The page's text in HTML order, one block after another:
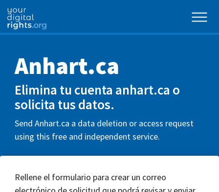
Anhart.ca
Elimina tu cuenta anhart.ca o
solicita tus datos.
Send Anhart.ca a data deletion or access request
using this free and independent service.
Rellene el formulario para crear un correo